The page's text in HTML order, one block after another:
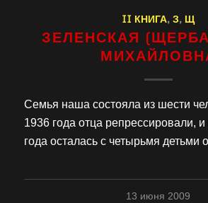
II КНИГА,З, Щ
ЗЕЛЕНСКАЯ
Семья наша состояла из шести
1936 года отца репрессировали,
года осталась с четырьмя детьми
13 июня 2009